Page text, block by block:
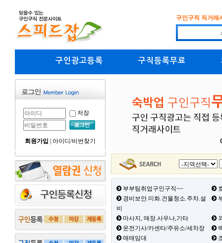
구인구직 직거래
구인광고등록 구직등록무료
저장
회원가입 아이디/비번찾기
부부팀취업구인구직~~
경비보안.미화.건물청소.주차.설
비
마사지, 매장.사우나,기타
운전기사/카센타/주유소/세차장
매매임대